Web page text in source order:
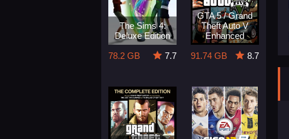
The Sims 4:
Deluxe Edition
78.2 GB
7.7
GTA 5 / Grand
Theft Auto V
Enhanced
91.74 GB
8.7